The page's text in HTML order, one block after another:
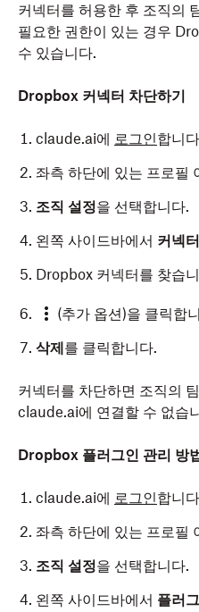
커넥터를 허용한 후 조직의
필요한 권한이 있는 경우
수 있습니다.
Dropbox 커넥터 차단하기
claude.ai에 로그인합니
좌측 하단에 있는 프로필
조직 설정을 선택합니다.
왼쪽 사이드바에서 커넥터
Dropbox 커넥터를 찾습
(추가 옵션)을 클릭합
삭제를 클릭합니다.
커넥터를 차단하면 조직의
claude.ai에 연결할 수 없습
Dropbox 플러그인 관리 방
claude.ai에 로그인합니
좌측 하단에 있는 프로필
조직 설정을 선택합니다.
왼쪽 사이드바에서 플러